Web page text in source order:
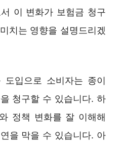
이 변화가 보험금 청구
치는 영향을 설명드리겠
입으로 소비자는 종이
청구할 수 있습니다. 하
정책 변화를 잘 이해해
을 막을 수 있습니다. 아